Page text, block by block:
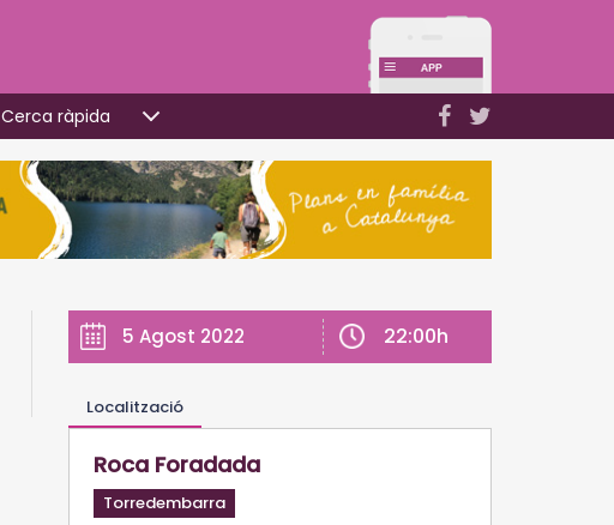
Cerca ràpida
5 Agost 2022 22:00h
Localització
Roca Foradada
Torredembarra